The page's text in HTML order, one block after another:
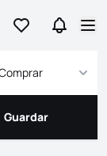
Ir para osIr para
Guardar
Guardar